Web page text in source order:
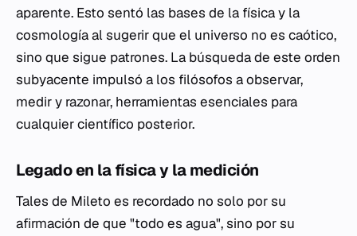
aparente. Esto sentó las bases de la física y la
cosmología al sugerir que el universo no es caótico,
sino que sigue patrones. La búsqueda de este orden
subyacente impulsó a los filósofos a observar,
medir y razonar, herramientas esenciales para
cualquier científico posterior.
Legado en la física y la medición
Tales de Mileto es recordado no solo por su
afirmación de que "todo es agua", sino por su